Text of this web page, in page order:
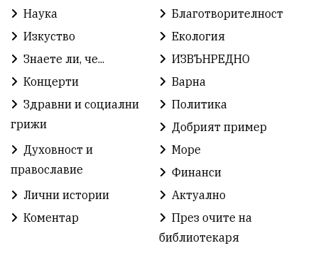
Зелена Енергия Ден на детето
Книги Ветрогенератори Девня
Ден на народните будители Изложба
Детски градини Богоявление
Разрушеното бомбоубежище
Избори 2026 Дарения
Концерт
Наука
Благотворителност
Изкуство
Екология
Знаете ли, че...
ИЗВЪНРЕДНО
Концерти
Варна
Здравни и социални
грижи
Политика
Добрият пример
Духовност и
православие
Море
Финанси
Лични истории
Актуално
Коментар
През очите на
библиотекаря